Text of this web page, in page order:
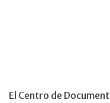
El Centro de